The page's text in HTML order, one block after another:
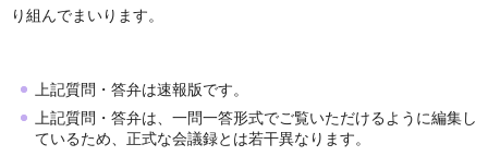
り組んでまいります。
上記質問・答弁は速報版です。
上記質問・答弁は、一問一答形式でご覧いただけるように編集し
ているため、正式な会議録とは若干異なります。